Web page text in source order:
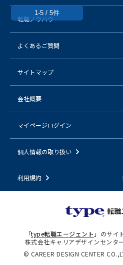
1-5 / 5件
転職ノウハウ
よくあるご質問
サイトマップ
会社概要
マイページログイン
個人情報の取り扱い
利用規約
「type転職エージェント 」のサイ
株式会社キャリアデザインセンタ
© CAREER DESIGN CENTER